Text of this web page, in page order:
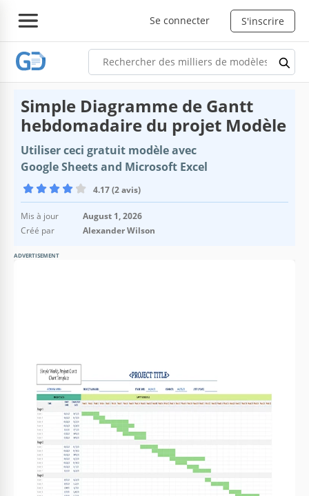
Se connecter S'inscrire
Simple Diagramme de Gantt
hebdomadaire du projet Modèle
Utiliser ceci gratuit modèle avec
Google Sheets and Microsoft Excel
4.17 (2 avis)
Mis à jour
August 1, 2026
Créé par
Alexander Wilson
ADVERTISEMENT